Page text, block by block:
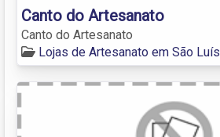
Canto do Artesanato
Canto do Artesanato
Lojas de Artesanato em São Luís